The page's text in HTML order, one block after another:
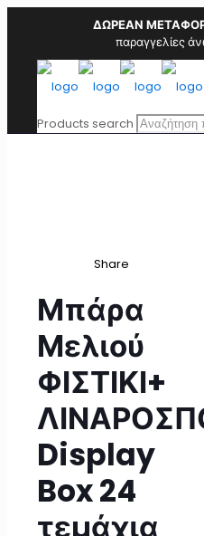
ΔΩΡΕΑΝ
παραγγελίες
Products search
Share
Μπάρα
Μελιού
ΦΙΣΤΙΚΙ+
Display
Box 24